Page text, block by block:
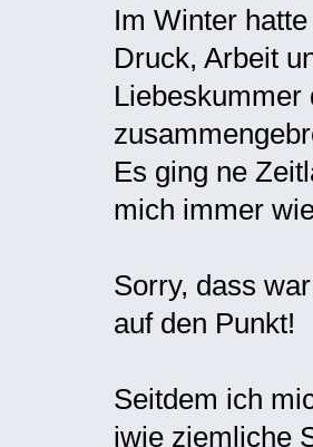
Im Winter
Druck, Arbeit
Liebeskummer
Es ging ne
mich immer
Sorry, dass
auf den Punkt!
Seitdem ich
iwie ziemliche